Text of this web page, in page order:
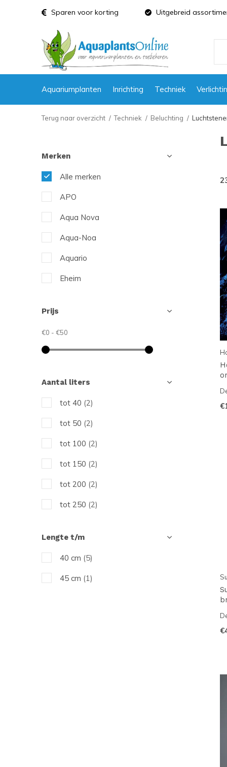
Aquariumplanten Inrichting Techniek
Sparen voor korting Uitgebreid
Terug naar overzicht Techniek Beluchting
Merken
Alle merken
APO
Aqua Nova
Aqua-Noa
Aquario
Eheim
Prijs
€0 - €50
Aantal liters
tot 40 (2)
tot 50 (2)
tot 100 (2)
tot 150 (2)
tot 200 (2)
tot 250 (2)
Lengte t/m
40 cm (5)
45 cm (1)